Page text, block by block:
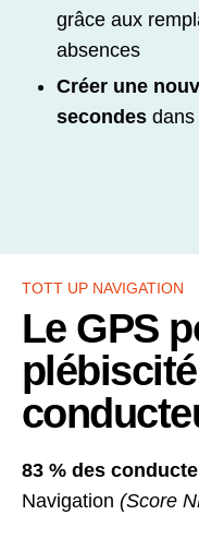
grâce aux
absences
Créer une
secondes dans
TOTT UP NAVIGATION
Le GPS
83 % des
Navigation (Score